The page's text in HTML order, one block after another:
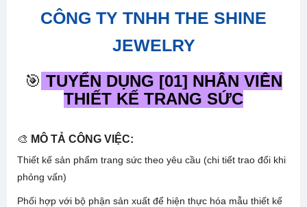
CÔNG TY TNHH THE SHINE
JEWELRY
🎯 TUYỂN DỤNG [01] NHÂN VIÊN
THIẾT KẾ TRANG SỨC
🎨 MÔ TẢ CÔNG VIỆC:
Thiết kế sản phẩm trang sức theo yêu cầu (chi tiết trao đổi khi
phỏng vấn)
Phối hợp với bộ phận sản xuất để hiện thực hóa mẫu thiết kế